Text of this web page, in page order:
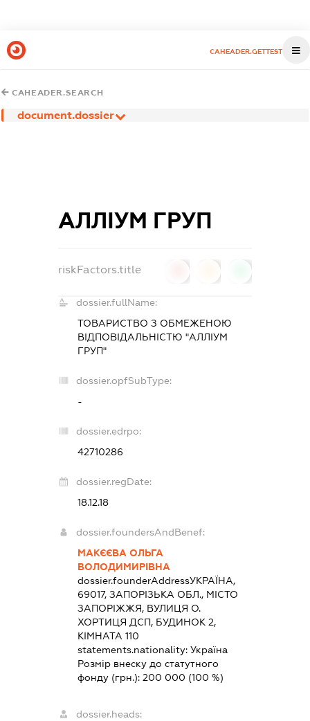
CAHEADER.GETTEST
CAHEADER.SEARCH
document.dossier
АЛЛІУМ ГРУП
riskFactors.title
dossier.fullName:
ТОВАРИСТВО З ОБМЕЖЕНОЮ
ВІДПОВІДАЛЬНІСТЮ "АЛЛІУМ
ГРУП"
dossier.opfSubType:
-
dossier.edrpo:
42710286
dossier.regDate:
18.12.18
dossier.foundersAndBenef:
МАКЄЄВА ОЛЬГА
ВОЛОДИМИРІВНА
dossier.founderAddressУКРАЇНА,
69017, ЗАПОРІЗЬКА ОБЛ., МІСТО
ЗАПОРІЖЖЯ, ВУЛИЦЯ О.
ХОРТИЦЯ ДСП, БУДИНОК 2,
КІМНАТА 110
statements.nationality: Україна
Розмір внеску до статутного
фонду (грн.): 200 000 (100 %)
dossier.heads: